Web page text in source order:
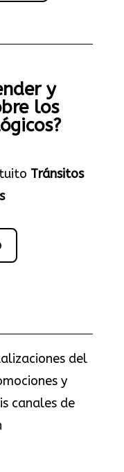
y
los
Tránsitos
del
y
canales de